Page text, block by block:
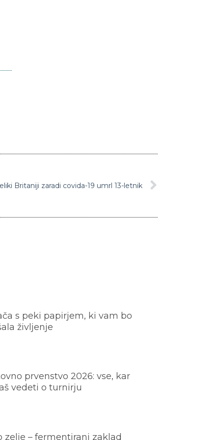
Britaniji zaradi covida-19 umrl 13-letnik
s peki papirjem, ki vam bo
življenje
prvenstvo 2026: vse, kar
vedeti o turnirju
zelje – fermentirani zaklad